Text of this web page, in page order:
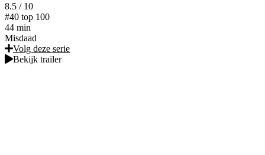
8.5 / 10
#40 top 100
44 min
Misdaad
Volg deze serie
Bekijk trailer